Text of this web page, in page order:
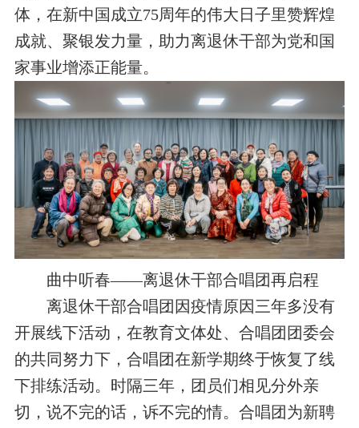
体，在新中国成立75周年的伟大日子里赞辉煌
成就、聚银发力量，助力离退休干部为党和国
家事业增添正能量。
曲中听春——离退休干部合唱团再启程
离退休干部合唱团因疫情原因三年多没有
开展线下活动，在教育文体处、合唱团团委会
的共同努力下，合唱团在新学期终于恢复了线
下排练活动。时隔三年，团员们相见分外亲
切，说不完的话，诉不完的情。合唱团为新聘